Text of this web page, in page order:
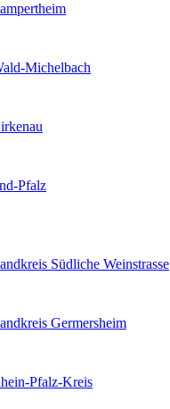
Michelbach
Pfalz
Südliche Weinstrasse
Germersheim
Pfalz-Kreis